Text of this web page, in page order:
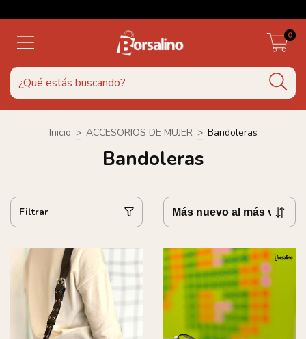
0
Inicio > ACCESORIOS DE MUJER > Bandoleras
Bandoleras
Filtrar